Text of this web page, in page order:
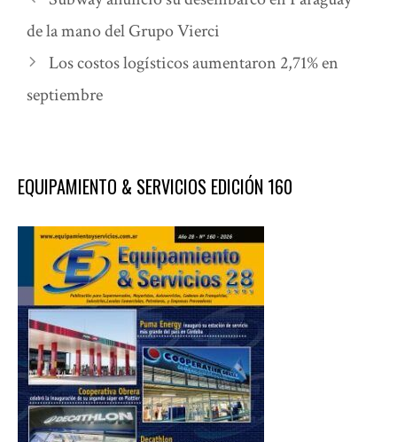
de la mano del Grupo Vierci
Los costos logísticos aumentaron 2,71% en
septiembre
EQUIPAMIENTO & SERVICIOS EDICIÓN 160